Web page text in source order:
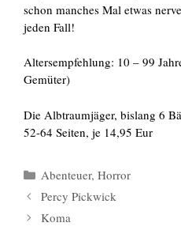
schon manches Mal etwas
jeden Fall!
Altersempfehlung: 10 – 99
Gemüter)
Die Albtraumjäger, bislang 6
52-64 Seiten, je 14,95 Eur
Kategorien
Abenteuer, Horror
Percy Pickwick
Koma